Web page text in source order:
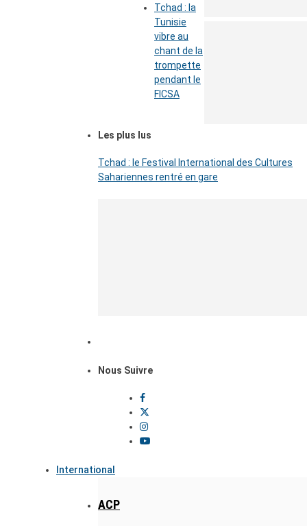
Tchad : la
Tunisie
vibre au
chant de la
trompette
pendant le
FICSA
Les plus lus
Tchad : le Festival International des Cultures
Sahariennes rentré en gare
Nous Suivre
International
ACP